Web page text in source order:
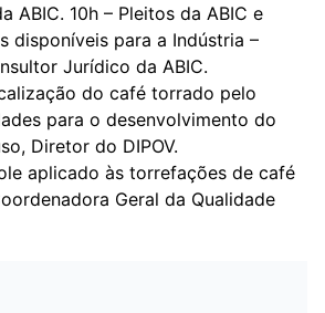
ABIC. 10h – Pleitos da ABIC e
disponíveis para a Indústria –
Jurídico da ABIC.
do café torrado pelo
para o desenvolvimento do
Diretor do DIPOV.
aplicado às torrefações de café
Geral da Qualidade